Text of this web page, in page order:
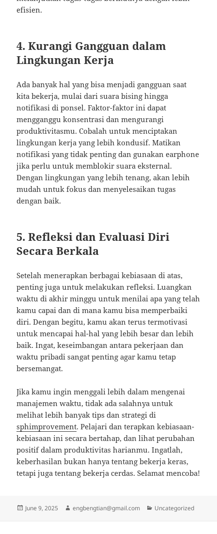
efisien.
4. Kurangi Gangguan dalam
Lingkungan Kerja
Ada banyak hal yang bisa menjadi gangguan saat
kita bekerja, mulai dari suara bising hingga
notifikasi di ponsel. Faktor-faktor ini dapat
mengganggu konsentrasi dan mengurangi
produktivitasmu. Cobalah untuk menciptakan
lingkungan kerja yang lebih kondusif. Matikan
notifikasi yang tidak penting dan gunakan earphone
jika perlu untuk memblokir suara eksternal.
Dengan lingkungan yang lebih tenang, akan lebih
mudah untuk fokus dan menyelesaikan tugas
dengan baik.
5. Refleksi dan Evaluasi Diri
Secara Berkala
Setelah menerapkan berbagai kebiasaan di atas,
penting juga untuk melakukan refleksi. Luangkan
waktu di akhir minggu untuk menilai apa yang telah
kamu capai dan di mana kamu bisa memperbaiki
diri. Dengan begitu, kamu akan terus termotivasi
untuk mencapai hal-hal yang lebih besar dan lebih
baik. Ingat, keseimbangan antara pekerjaan dan
waktu pribadi sangat penting agar kamu tetap
bersemangat.
Jika kamu ingin menggali lebih dalam mengenai
manajemen waktu, tidak ada salahnya untuk
melihat lebih banyak tips dan strategi di
sphimprovement. Pelajari dan terapkan kebiasaan-
kebiasaan ini secara bertahap, dan lihat perubahan
positif dalam produktivitas harianmu. Ingatlah,
keberhasilan bukan hanya tentang bekerja keras,
tetapi juga tentang bekerja cerdas. Selamat mencoba!
Posted
June 9, 2025 Author
engbengtian@gmail.com Categories
Uncategorized